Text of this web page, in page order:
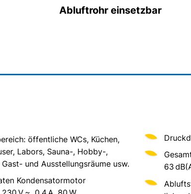
Abluftrohr einsetzbar
öffentliche WCs, Küchen,
Labors, Sauna-, Hobby-,
und Ausstellungsräume usw.
Kondensatormotor
63